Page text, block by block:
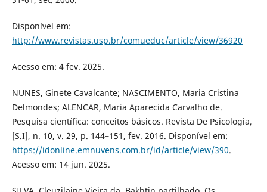
Disponível em:
http://www.revistas.usp.br/comueduc/article/view/36920
Acesso em: 4 fev. 2025.
NUNES, Ginete Cavalcante; NASCIMENTO, Maria Cristina
Delmondes; ALENCAR, Maria Aparecida Carvalho de.
Pesquisa científica: conceitos básicos. Revista De Psicologia,
[S.I], n. 10, v. 29, p. 144–151, fev. 2016. Disponível em:
https://idonline.emnuvens.com.br/id/article/view/390.
Acesso em: 14 jun. 2025.